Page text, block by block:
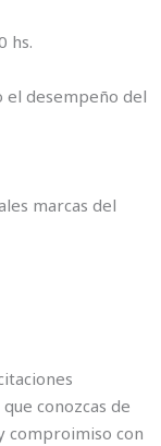
hs.
el desempeño del
marcas del
conozcas de
comproimiso con